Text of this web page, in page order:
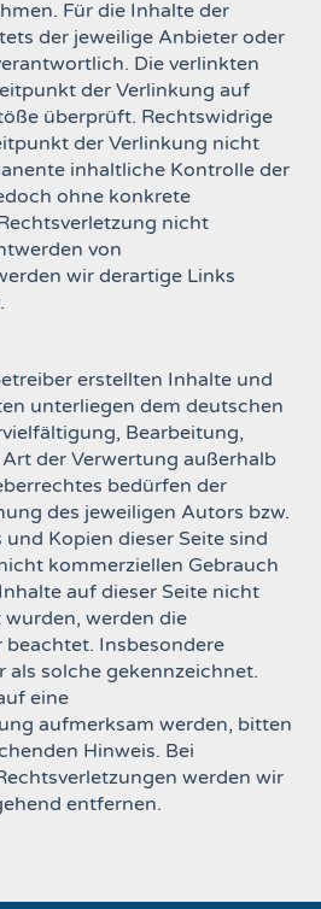
Für die Inhalte der
der jeweilige Anbieter oder
Die verlinkten
der Verlinkung auf
überprüft. Rechtswidrige
der Verlinkung nicht
inhaltliche Kontrolle der
ohne konkrete
nicht
von
wirderartige Links
erstellten Inhalte und
unterliegen dem deutschen
Bearbeitung,
der Verwertung außerhalb
bedürfen der
des jeweiligen Autors bzw.
und Kopien dieser Seite sind
kommerziellen Gebrauch
auf dieser Seite nicht
werden die
beachtet. Insbesondere
solche gekennzeichnet.
eine
aufmerksam werden, bitten
Hinweis. Bei
werden wir
entfernen.